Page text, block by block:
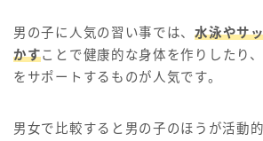
男の子に人気の習い事では、水泳やサ
かすことで健康的な身体を作りしたり
をサポートするものが人気です。
男女で比較すると男の子のほうが活動